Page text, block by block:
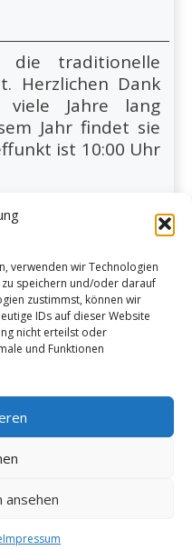
verwenden wir Technologien
speichern und/oder darauf
zustimmst, können wir
IDs auf dieser Website
nicht erteilst oder
und Funktionen
ansehen
Impressum
die traditionelle
Herzlichen Dank
Jahre lang
Jahr findet sie
ist 10:00 Uhr
16
-Impressum